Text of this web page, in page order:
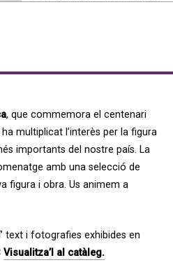
, que commemora el centenari
multiplicat l’interès per la figura
importants del nostre país. La
amb una selecció de
figura i obra. Us animem a
text i fotografies exhibides en
Visualitza’l al catàleg.